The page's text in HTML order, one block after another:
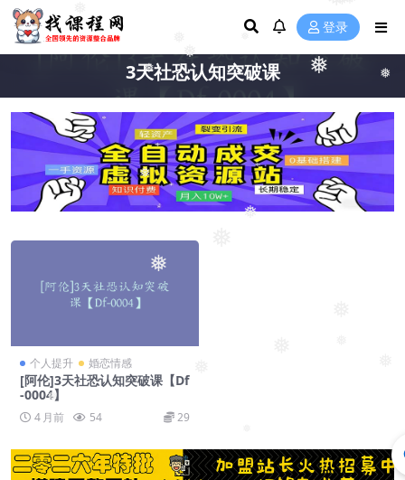
❅
❅
❅
❅
❅ ❅
❅
❅
❅
登录
3天社恐认知突破课
个人提升 婚恋情感
[阿伦]3天社恐认知突破课【Df
-0004】
4 月前 54 29